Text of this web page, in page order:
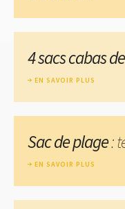
4 sacs cabas de
EN SAVOIR PLUS
Sac de plage:
EN SAVOIR PLUS